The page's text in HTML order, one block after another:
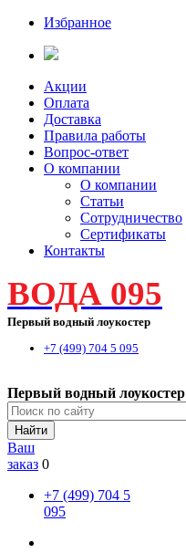
Избранное
Акции
Оплата
Доставка
Правила работы
Вопрос-ответ
О компании
О компании
Статьи
Сотрудничество
Сертификаты
Контакты
ВОДА 095
Первый водный лоукостер
+7 (499) 704 5 095
Первый водный лоукостер
Найти
Ваш
заказ 0
+7 (499) 704 5
095